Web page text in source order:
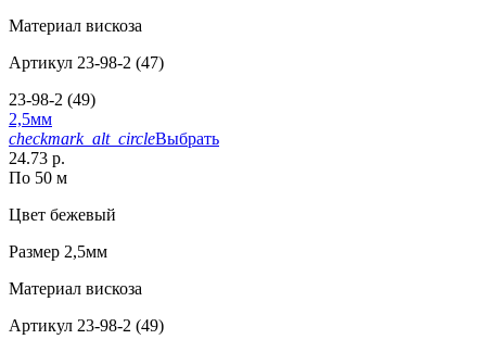
Материал вискоза
Артикул 23-98-2 (47)
23-98-2 (49)
2,5мм
checkmark_alt_circleВыбрать
24.73 р.
По 50 м
Цвет бежевый
Размер 2,5мм
Материал вискоза
Артикул 23-98-2 (49)